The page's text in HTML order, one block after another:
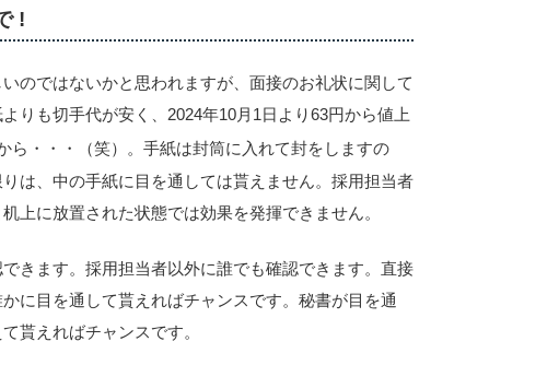
!
のではないかと思われますが、面接のお礼状に関して
りも切手代が安く、2024年10月1日より63円から値上
ら・・・（笑）。手紙は封筒に入れて封をしますの
は、中の手紙に目を通しては貰えません。採用担当者
上に放置された状態では効果を発揮できません。
きます。採用担当者以外に誰でも確認できます。直接
に目を通して貰えればチャンスです。秘書が目を通
貰えればチャンスです。